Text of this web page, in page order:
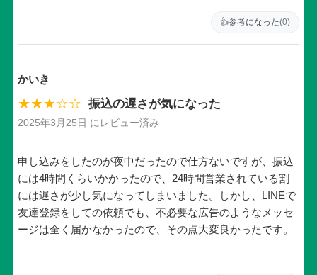
👍参考になった(0)
かいき
★★★☆☆ 振込の遅さが気になった
2025年3月25日 にレビュー済み
申し込みをしたのが夜中だったので仕方ないですが、振込
には4時間くらいかかったので、24時間営業されている割
には遅さが少し気になってしまいました。しかし、LINEで
友達登録をしての依頼でも、不必要な広告のようなメッセ
ージは全く届かなかったので、その点大変良かったです。